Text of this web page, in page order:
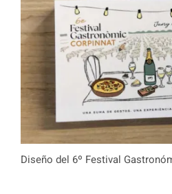
Diseño del 6º Festival